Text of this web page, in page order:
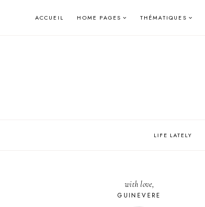
ACCUEIL HOME PAGES THÉMATIQUES
LIFE LATELY
with love,
GUINEVERE